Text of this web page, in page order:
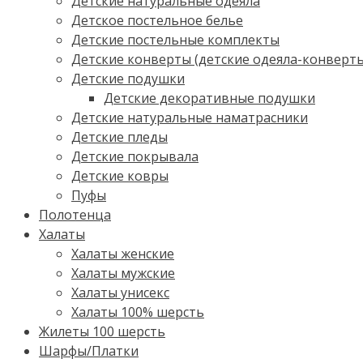
Детское постельное белье
Детские постельные комплекты
Детские конверты (детские одеяла-
Детские подушки
Детские декоративные подушки
Детские натуральные наматрасники
Детские пледы
Детские покрывала
Детские ковры
Пуфы
Полотенца
Халаты
Халаты женские
Халаты мужские
Халаты унисекс
Халаты 100% шерсть
Жилеты 100 шерсть
Шарфы/Платки